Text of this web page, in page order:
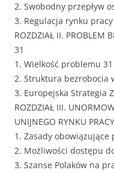
2. Swobodny przepływ
3. Regulacja rynku
ROZDZIAŁ II. PROBLEM
31
1. Wielkość problemu 31
2. Struktura bezrobocia
3. Europejska Strategia
ROZDZIAŁ III.
UNIJNEGO RYNKU
1. Zasady
2. Możliwości dostępu
3. Szanse Polaków na